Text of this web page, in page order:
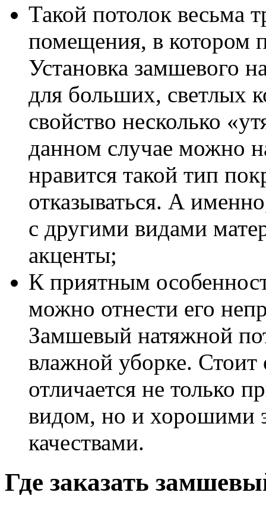
Такой потолок весьма
помещения, в котором
Установка замшевого
для больших, светлых
свойство несколько
данном случае можно
нравится такой тип
отказываться. А
с другими видами
акценты;
К приятным
можно отнести его
Замшевый натяжной
влажной уборке. Стоит
отличается не только
видом, но и хорошими
качествами.
Где заказать